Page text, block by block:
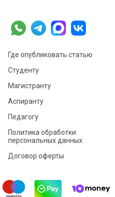
Где опубликовать статью
Студенту
Магистранту
Аспиранту
Педагогу
Политика обработки
персональных данных
Договор оферты